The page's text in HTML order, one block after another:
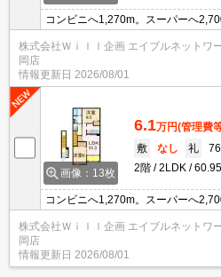
コンビニへ1,270m。スーパーへ
ップル・ファミリーにオススメ★
☆エアコン2台。温水洗浄便座。追
ット。 悪天候の際も洗濯物が干せ
株式会社Ｗｉｌｌ企画 エイブルネットワ
岡店
情報更新日 2026/08/01
画像：13枚
6.1万円(管理費
敷
なし 礼
2階
2LDK
コンビニへ1,270m。スーパーへ
ルーム 都市ガス 追い焚き機能
株式会社Ｗｉｌｌ企画 エイブルネットワ
岡店
情報更新日 2026/08/01